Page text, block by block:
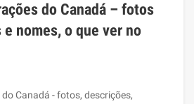
do Canadá – fotos
nomes, o que ver no
Canadá - fotos, descrições,